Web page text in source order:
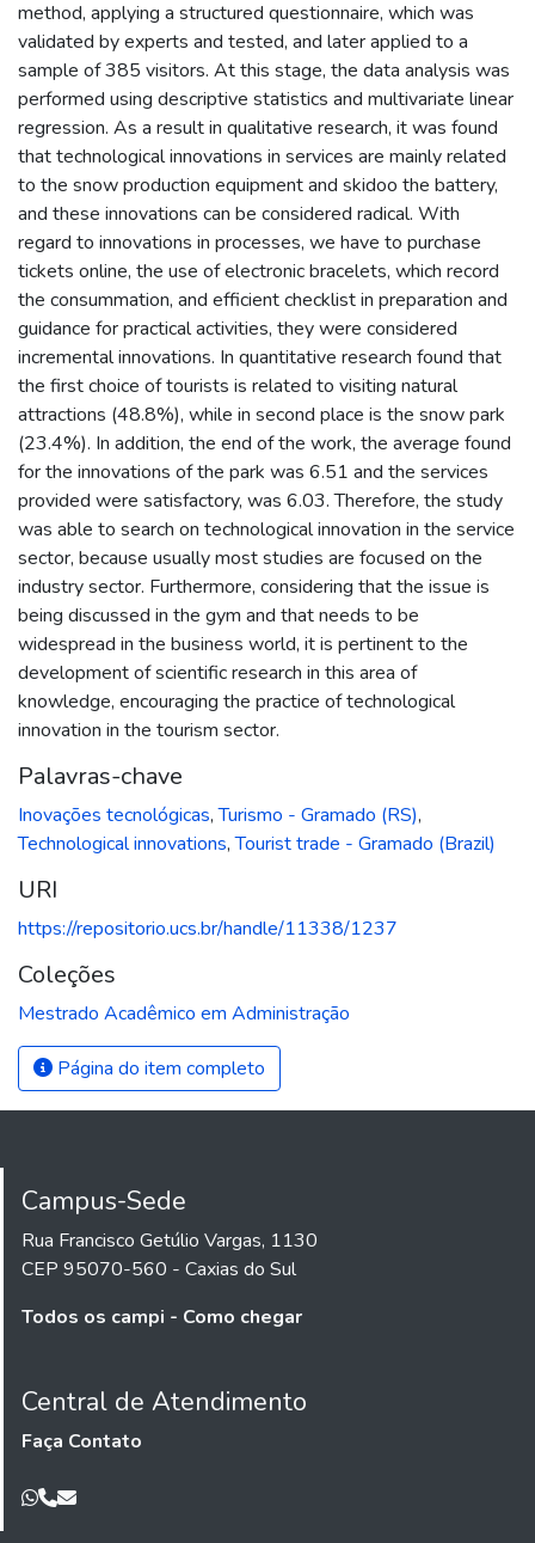
method, applying a structured questionnaire, which was
validated by experts and tested, and later applied to a
sample of 385 visitors. At this stage, the data analysis was
performed using descriptive statistics and multivariate linear
regression. As a result in qualitative research, it was found
that technological innovations in services are mainly related
to the snow production equipment and skidoo the battery,
and these innovations can be considered radical. With
regard to innovations in processes, we have to purchase
tickets online, the use of electronic bracelets, which record
the consummation, and efficient checklist in preparation and
guidance for practical activities, they were considered
incremental innovations. In quantitative research found that
the first choice of tourists is related to visiting natural
attractions (48.8%), while in second place is the snow park
(23.4%). In addition, the end of the work, the average found
for the innovations of the park was 6.51 and the services
provided were satisfactory, was 6.03. Therefore, the study
was able to search on technological innovation in the service
sector, because usually most studies are focused on the
industry sector. Furthermore, considering that the issue is
being discussed in the gym and that needs to be
widespread in the business world, it is pertinent to the
development of scientific research in this area of
knowledge, encouraging the practice of technological
innovation in the tourism sector.
Palavras-chave
Inovações tecnológicas,Turismo - Gramado (RS),
Technological innovations,Tourist trade - Gramado (Brazil)
URI
https://repositorio.ucs.br/handle/11338/1237
Coleções
Mestrado Acadêmico em Administração
Página do item completo
Campus-Sede
Rua Francisco Getúlio Vargas, 1130
CEP 95070-560 - Caxias do Sul
Todos os campi - Como chegar
Central de Atendimento
Faça Contato